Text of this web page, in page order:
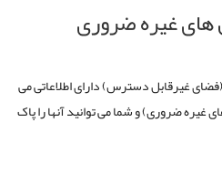
غیره ضروری
غیرقابل دسترس) دارای اطلاعاتی می
غیره ضروری) و شما می توانید آنها را پاک